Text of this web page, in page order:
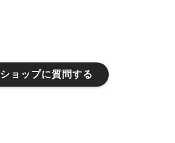
ショップに質問する